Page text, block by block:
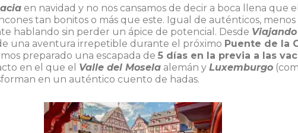
en navidad y no nos cansamos de decir a boca llena que
tan bonitos o más que este. Igual de auténticos, menos
hablando sin perder un ápice de potencial. Desde
una aventura irrepetible durante el próximo Puente de la
preparado una escapada de 5 días en la previa a las
en el que el Valle del Mosela alemán y Luxemburgo
en un auténtico cuento de hadas.